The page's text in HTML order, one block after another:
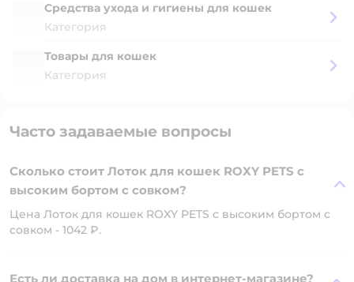
Средства ухода и гигиены для кошек
Категория
Товары для кошек
Категория
Часто задаваемые вопросы
Сколько стоит Лоток для кошек ROXY PETS с
высоким бортом с совком?
Цена Лоток для кошек ROXY PETS с высоким бортом с
совком - 1042 ₽.
Есть ли доставка на дом в интернет-магазине?